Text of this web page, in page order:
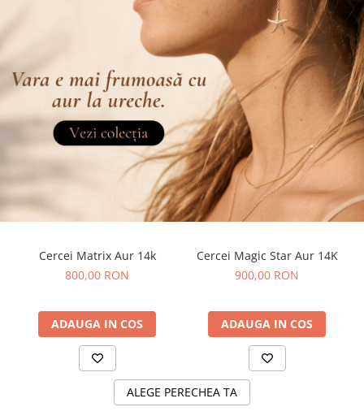
Cercei Matrix Aur 14k
800,00 RON
ADAUGA IN COS
Cercei Magic Star Aur 14K
900,00 RON
ADAUGA IN COS
ALEGE PERECHEA TA